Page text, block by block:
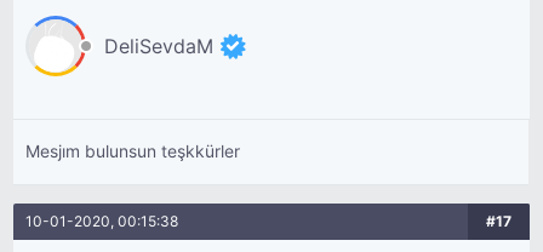
DeliSevdaM
Mesjım bulunsun teşkkürler
10-01-2020, 00:15:38 #17